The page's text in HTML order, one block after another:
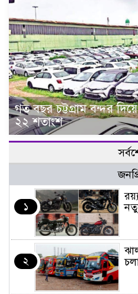
গত বছর চট্টগ্রাম বন্দর
২২ শতাংশ
১
২